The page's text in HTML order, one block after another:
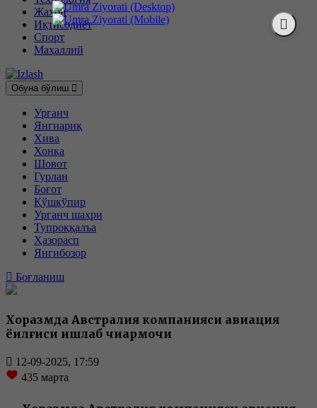
Жаҳон
Иқтисодиёт
Спорт
Маҳаллий
Обуна бўлиш
Урганч
Янгиариқ
Хива
Хонқа
Шовот
Гурлан
Боғот
Қўшкўпир
Урганч шаҳри
Тупроққалъа
Ҳазорасп
Янгибозор
Боғланиш
Хоразмда Австралия компанияси авиация
ёқилғиси ишлаб чиқармоқчи
12-09-2025, 17:59
435 марта